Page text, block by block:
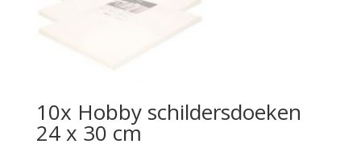
10x Hobby schildersdoeken
24 x 30 cm